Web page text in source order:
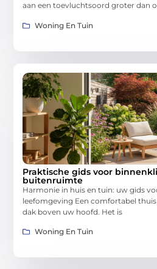
aan een toevluchtsoord groter dan
Woning En Tuin
Praktische gids voor
buitenruimte
Harmonie in huis en tuin: uw gids
leefomgeving Een comfortabel thuis
dak boven uw hoofd. Het is
Woning En Tuin